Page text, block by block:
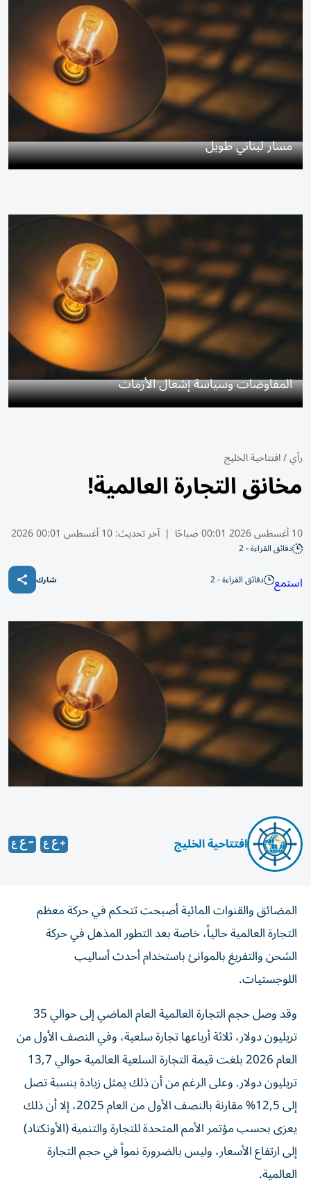
مسار لبناني طويل
المفاوضات وسياسة إشعال الأزمات
رأي/افتتاحية الخليج
مخانق التجارة العالمية!
10 أغسطس 2026 00:01 صباحًا | آخر تحديث:10 أغسطس 00:01 2026
دقائق القراءة - 2
استمع دقائق القراءة - 2 شارك
افتتاحية الخليج
المضائق والقنوات المائية أصبحت تتحكم في حركة معظم
التجارة العالمية حالياً، خاصة بعد التطور المذهل في حركة
الشحن والتفريغ بالموانئ باستخدام أحدث أساليب
اللوجستيات.
وقد وصل حجم التجارة العالمية العام الماضي إلى حوالي 35
تريليون دولار، ثلاثة أرباعها تجارة سلعية، وفي النصف الأول من
العام 2026 بلغت قيمة التجارة السلعية العالمية حوالي 13,7
تريليون دولار. وعلى الرغم من أن ذلك يمثل زيادة بنسبة تصل
إلى 12,5% مقارنة بالنصف الأول من العام 2025، إلا أن ذلك
يعزى بحسب مؤتمر الأمم المتحدة للتجارة والتنمية (الأونكتاد)
إلى ارتفاع الأسعار، وليس بالضرورة نمواً في حجم التجارة
العالمية.